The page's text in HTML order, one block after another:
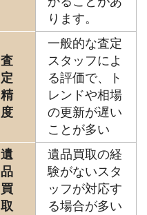
ります。
査
定
精
度
一般的な査定
スタッフによ
る評価で、ト
レンドや相場
の更新が遅い
ことが多い
遺
品
買
取
遺品買取の経
験がないスタ
ッフが対応す
る場合が多い